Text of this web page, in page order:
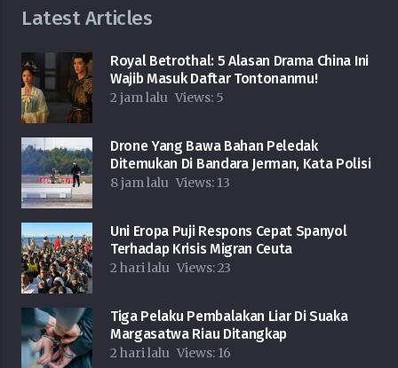
Latest Articles
Royal Betrothal: 5 Alasan Drama China Ini
Wajib Masuk Daftar Tontonanmu!
2 jam lalu Views: 5
Drone Yang Bawa Bahan Peledak
Ditemukan Di Bandara Jerman, Kata Polisi
8 jam lalu Views: 13
Uni Eropa Puji Respons Cepat Spanyol
Terhadap Krisis Migran Ceuta
2 hari lalu Views:23
Tiga Pelaku Pembalakan Liar Di Suaka
Margasatwa Riau Ditangkap
2 hari lalu Views: 16